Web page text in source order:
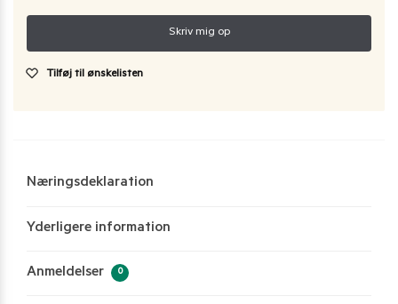
Tilføj til ønskelisten
Næringsdeklaration
Yderligere information
Anmeldelser 0